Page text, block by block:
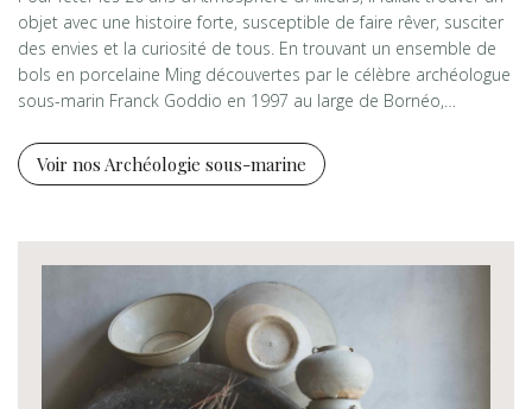
objet avec une histoire forte, susceptible de faire rêver, susciter
des envies et la curiosité de tous. En trouvant un ensemble de
bols en porcelaine Ming découvertes par le célèbre archéologue
sous-marin Franck Goddio en 1997 au large de Bornéo,…
Voir nos Archéologie sous-marine